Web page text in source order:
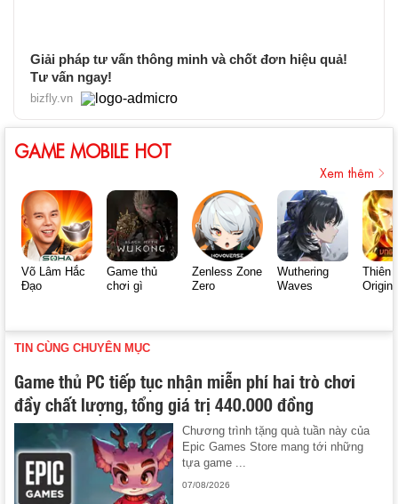
Giải pháp tư vấn thông minh và chốt đơn hiệu quả!
Tư vấn ngay!
bizfly.vn
GAME MOBILE HOT
Xem thêm
Võ Lâm Hắc
Đạo
Game thủ
chơi gì
Zenless Zone
Zero
Wuthering
Waves
Thiên
Origin
TIN CÙNG CHUYÊN MỤC
Game thủ PC tiếp tục nhận miễn phí hai trò chơi
đầy chất lượng, tổng giá trị 440.000 đồng
Chương trình tặng quà tuần này của
Epic Games Store mang tới những
tựa game ...
07/08/2026